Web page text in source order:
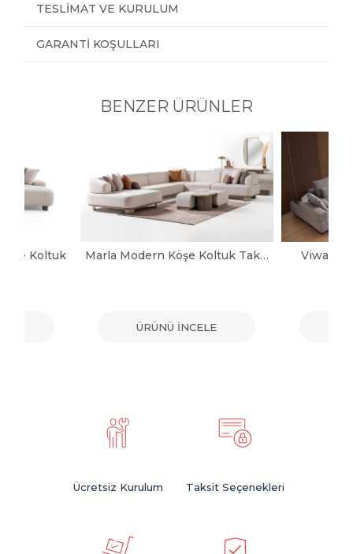
TESLIMAT VE KURULUM
GARANTI KOŞULLARI
BENZER ÜRÜNLER
Koltuk Marla Modern Köşe Koltuk Takımı
ÜRÜNÜ İNCELE
Viwax
Ücretsiz Kurulum Taksit Seçenekleri